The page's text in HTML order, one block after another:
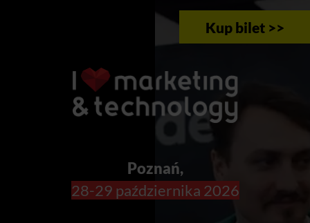
Kup bilet >>
Poznań,
28-29 października 2026